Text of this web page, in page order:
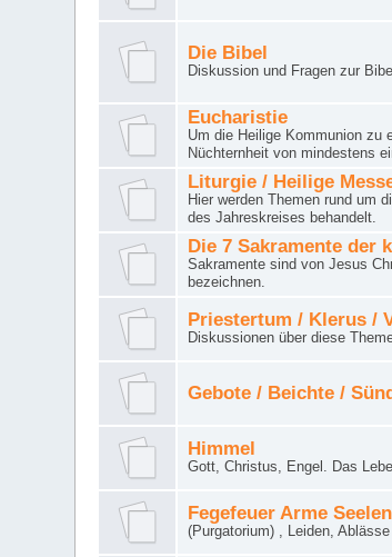
Die Bibel
Diskussion und Fragen zur Bibel
Eucharistie
Um die Heilige Kommunion zu
Nüchternheit von mindestens
Liturgie / Heilige
Hier werden Themen rund um
des Jahreskreises behandelt.
Die 7 Sakramente der
Sakramente sind von Jesus
bezeichnen.
Priestertum / Klerus /
Diskussionen über diese
Gebote / Beichte /
Himmel
Gott, Christus, Engel. Das
Fegefeuer Arme Seelen
(Purgatorium) , Leiden, Ablässe